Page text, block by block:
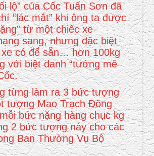
lộ” của Cốc Tuấn Sơn đã
“lác mắt” khi ông ta được
từ một chiếc xe
sang, nhưng đặc biệt
có để sẵn… hơn 100kg
với biệt danh “tướng mê
từng làm ra 3 bức tượng
tượng Mao Trạch Đông
bức nặng hàng chục kg
2 bức tượng này cho các
Ban Thường Vụ Bộ